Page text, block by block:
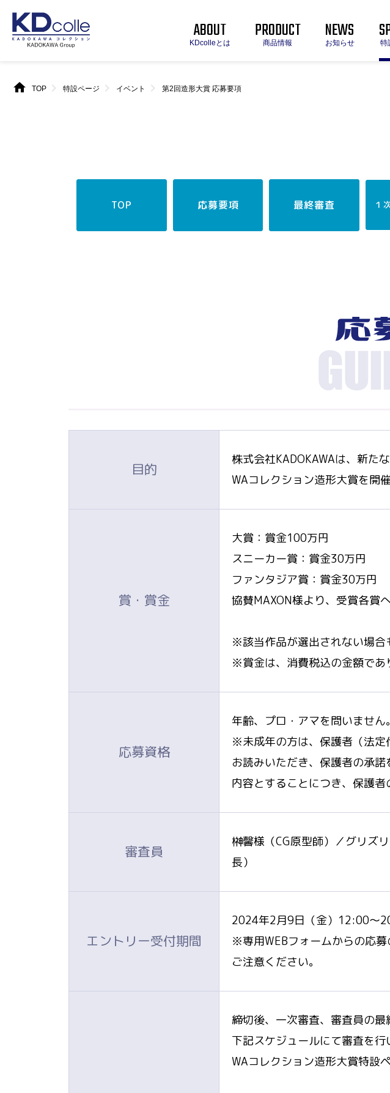
ABOUT
KDcolleとは PRODUCT
商品情報 NEWS
お知らせ 特
home TOP chevron_right 特設ページ chevron_right イベント chevron_right 第2回造形大賞 応募要項
TOP 応募要項 最終審査 １
目的
株式会社KADOKAWAは、新た
WAコレクション造形大賞を開催
賞・賞金
大賞：賞金100万円
スニーカー賞：賞金30万円
ファンタジア賞：賞金30万円
協賛MAXON様より、受賞各賞
※該当作品が選出されない場合
※賞金は、消費税込の金額であ
応募資格
年齢、プロ・アマを問いません。
※未成年の方は、保護者（法定
お読みいただき、保護者の承
内容とすることにつき、保護者
審査員
榊馨様（CG原型師）／グリズ
長）
エントリー受付期間
2024年2月9日（金）12:00〜
※専用WEBフォームからの応
ご注意ください。
締切後、一次審査、審査員の
下記スケジュールにて審査を
WAコレクション造形大賞特設